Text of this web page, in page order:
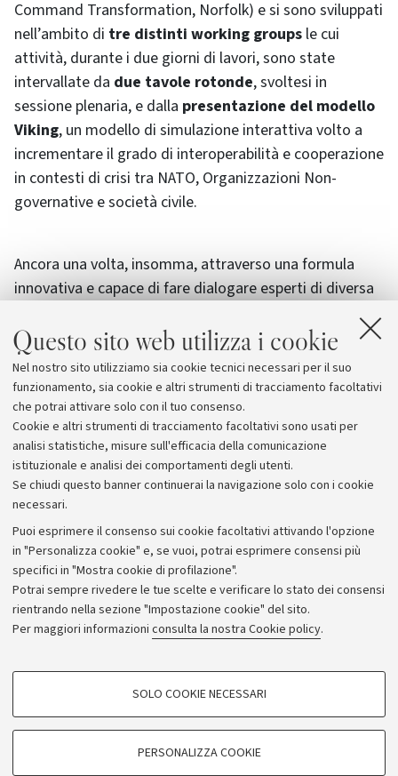
Questo sito web utilizza i cookie
Nel nostro sito utilizziamo sia cookie tecnici necessari per il suo
funzionamento, sia cookie e altri strumenti di tracciamento facoltativi
che potrai attivare solo con il tuo consenso.
Cookie e altri strumenti di tracciamento facoltativi sono usati per
analisi statistiche, misure sull'efficacia della comunicazione
istituzionale e analisi dei comportamenti degli utenti.
Se chiudi questo banner continuerai la navigazione solo con i cookie
necessari.
Puoi esprimere il consenso sui cookie facoltativi attivando l'opzione
in "Personalizza cookie" e, se vuoi, potrai esprimere consensi più
specifici in "Mostra cookie di profilazione".
Potrai sempre rivedere le tue scelte e verificare lo stato dei consensi
rientrando nella sezione "Impostazione cookie" del sito.
Per maggiori informazioni consulta la nostra Cookie policy.
COOKIE DI PROFILAZIONE - FACOLTATIVI
SOLO COOKIE NECESSARI
PERSONALIZZA COOKIE
Command Transformation, Norfolk) e si sono sviluppati
nell’ambito di tre distinti working groups le cui
attività, durante i due giorni di lavori, sono state
intervallate da due tavole rotonde, svoltesi in
sessione plenaria, e dalla presentazione del modello
Viking, un modello di simulazione interattiva volto a
incrementare il grado di interoperabilità e cooperazione
in contesti di crisi tra NATO, Organizzazioni Non-
governative e società civile.
Ancora una volta, insomma, attraverso una formula
innovativa e capace di fare dialogare esperti di diversa
il Dipartimento di Scienze
Politiche ha confermato la propria attitudine a
stimolare criticamente il processo di
trasformazione che sta coinvolgendo i sistemi di
difesa occidentali, incluso quello nazionale.
Archivio
Comunicati stampa
Redazione
Rassegna stampa
© Copyright 2026 - ALMA MATER STUDIORUM - Università di